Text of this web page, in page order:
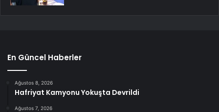
En Güncel Haberler
Ağustos 8, 2026
Hafriyat Kamyonu Yokuşta Devrildi
Ağustos 7, 2026